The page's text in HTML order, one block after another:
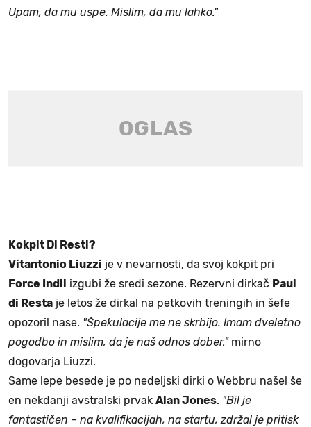
Upam, da mu uspe. Mislim, da mu lahko."
Kokpit Di Resti?
Vitantonio Liuzzi je v nevarnosti, da svoj kokpit pri
Force Indii izgubi že sredi sezone. Rezervni dirkač Paul
di Resta je letos že dirkal na petkovih treningih in šefe
opozoril nase. "Špekulacije me ne skrbijo. Imam dveletno
pogodbo in mislim, da je naš odnos dober,"mirno
dogovarja Liuzzi.
Same lepe besede je po nedeljski dirki o Webbru našel še
en nekdanji avstralski prvak Alan Jones. "Bil je
fantastičen – na kvalifikacijah, na startu, zdržal je pritisk